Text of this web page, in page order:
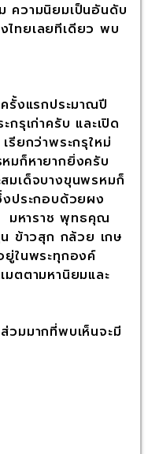
ความนิยมเป็นอันดับ
ทยเลยทีเดียว พบ
รั้งแรกประมาณปี
รุเก่าครับ และเปิด
ยกว่าพระกรุใหม่
มก็หายากยิ่งครับ
มเด็จบางขุนพรหมก็
งประกอบด้วยผง
มหาราช พุทธคุณ
ข้าวสุก กล้วย เกษ
ยู่ในพระทุกองค์
ตตามหานิยมและ
วมมากที่พบเห็นจะมี